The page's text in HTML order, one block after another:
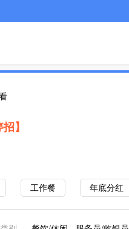
招】
工作餐 年底分红